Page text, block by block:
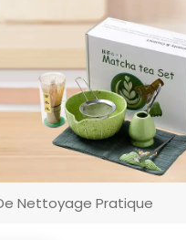
Nettoyage Pratique